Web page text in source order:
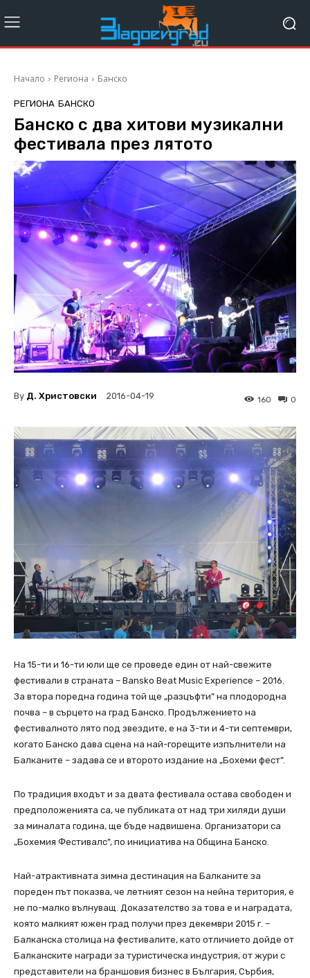
Начало Региона Банско
РЕГИОНА БАНСКО
Банско с два хитови музикални
фестивала през лятото
By Д. Христовски 2016-04-19 0
160
На 15-ти и 16-ти юли ще се проведе един от най-свежите
фестивали в страната – Bansko Beat Music Experience – 2016.
За втора поредна година той ще „разцъфти” на плодородна
почва – в сърцето на град Банско. Продължението на
фестивалното лято под звездите, е на 3-ти и 4-ти септември,
когато Банско дава сцена на най-горещите изпълнители на
Балканите – задава се и второто издание на „Бохеми фест”.
По традиция входът и за двата фестивала остава свободен и
предположенията са, че публиката от над три хиляди души
за миналата година, ще бъде надвишена. Организатори са
„Бохемия Фестивалс”, по инициатива на Община Банско.
Най-атрактивната зимна дестинация на Балканите за
пореден път показва, че летният сезон на нейна територия, е
не по-малко вълнуващ. Доказателство за това е и наградата,
която малкият южен град получи през декември 2015 г. –
Балканска столица на фестивалите, като отличието дойде от
Балканските награди за туристическа индустрия, от жури с
представители на браншовия бизнес в България, Сърбия,